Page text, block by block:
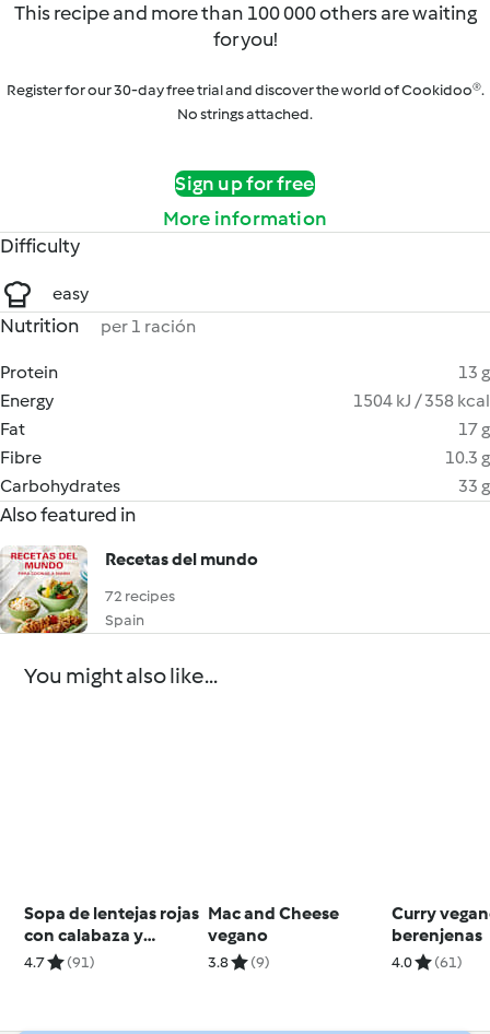
This recipe and more than 100 000 others are waiting
for you!
Register for our 30-day free trial and discover the world of Cookidoo®.
No strings attached.
Sign up for free
More information
Difficulty
easy
Nutrition per 1 ración
Protein
13 g
Energy
1504 kJ / 358 kcal
Fat
17 g
Fibre
10.3 g
Carbohydrates
33 g
Also featured in
Recetas del mundo
72 recipes
Spain
You might also like...
Sopa de lentejas rojas
con calabaza y
romero
4.7 (91)
Mac and Cheese
vegano
3.8 (9)
Curry
berenjenas
4.0 (61)